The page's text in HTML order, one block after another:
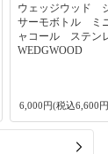
ウェッジウッド
サーモボトル
ャコール ステ
WEDGWOOD
6,000円(税込6,600